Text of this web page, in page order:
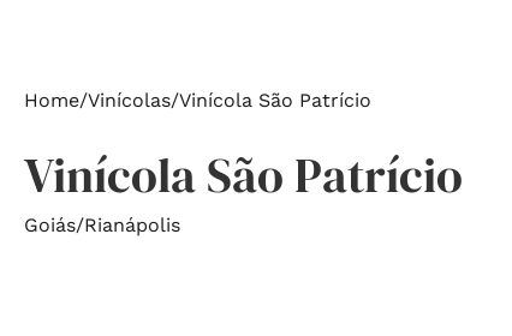
Home/Vinícolas/Vinícola São Patrício
Vinícola São Patrício
Goiás/Rianápolis